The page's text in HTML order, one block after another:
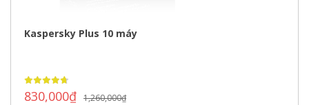
Kaspersky Plus 10 máy
1,260,000₫
830,000₫